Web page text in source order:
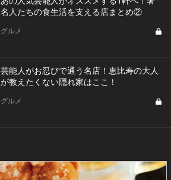
名人たちの食生活を支える店まとめ②
グルメ
芸能人がお忍びで通う名店！恵比寿の大人
が教えたくない隠れ家はここ！
グルメ